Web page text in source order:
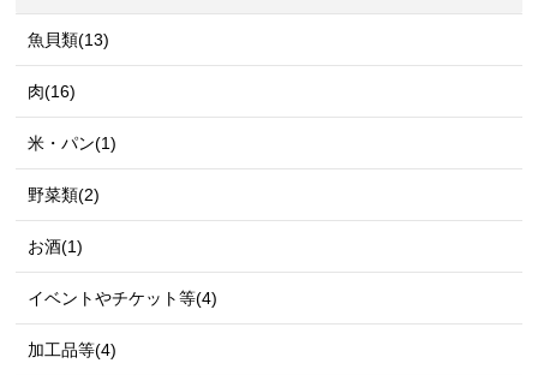
魚貝類(13)
肉(16)
米・パン(1)
野菜類(2)
お酒(1)
イベントやチケット等(4)
加工品等(4)